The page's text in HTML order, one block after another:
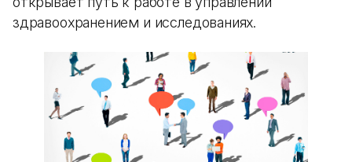
здравоохранением и исследованиях.